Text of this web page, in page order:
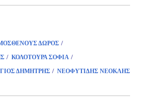
ΔΩΡΟΣ /
/ ΚΟΛΟΤΟΥΡΑ ΣΟΦΙΑ /
ΔΗΜΗΤΡΗΣ / ΝΕΟΦΥΤΙΔΗΣ ΝΕΟΚΛΗΣ